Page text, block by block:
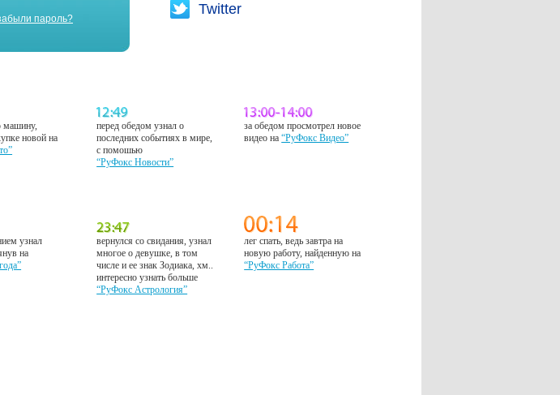
Twitter
пароль?
машину,
новой на
перед обедом узнал о
последних событиях в мире,
с помошью
“РуФокс Новости”
за обедом просмотрел новое
видео на“РуФокс Видео”
узнал
на
вернулся со свидания, узнал
многое о девушке, в том
числе и ее знак Зодиака, хм..
интересно узнать больше
“РуФокс Астрология”
лег спать, ведь завтра на
новую работу, найденную на
“РуФокс Работа”